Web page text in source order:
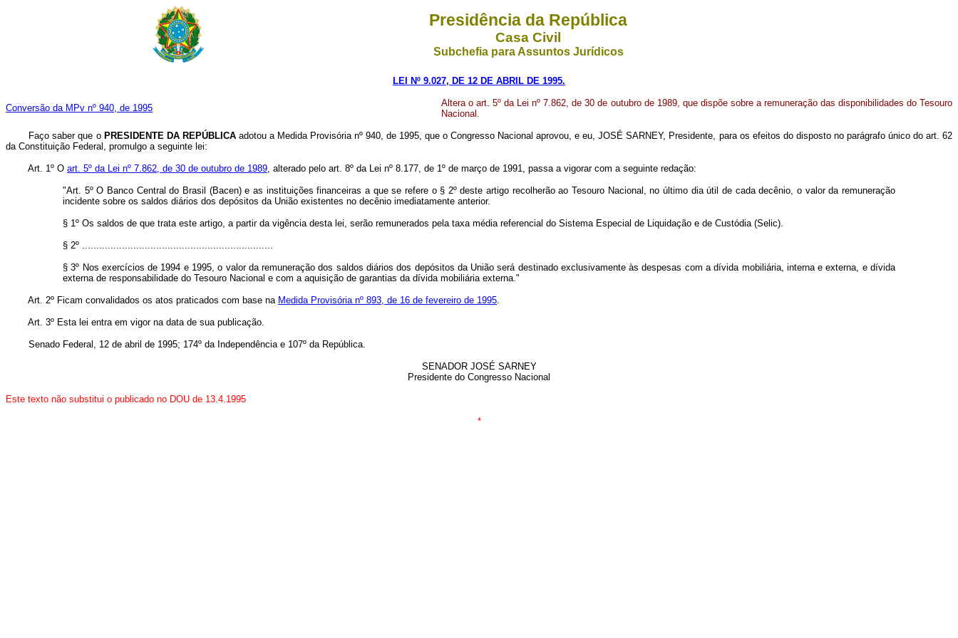
Presidência da República
Casa Civil
Subchefia para Assuntos Jurídicos
LEI Nº 9.027, DE 12 DE ABRIL DE 1995.
Conversão da MPv nº 940, de 1995
Altera o art. 5º da Lei nº 7.862, de 30 de outubro de 1989, que dispõe sobre a remuneração das disponibilidades do Tesouro
Nacional.
Faço saber que o PRESIDENTE DA REPÚBLICAadotou a Medida Provisória nº 940, de 1995, que o Congresso Nacional aprovou, e eu, JOSÉ SARNEY, Presidente, para os efeitos do disposto no parágrafo único do art. 62
da Constituição Federal, promulgo a seguinte lei:
Art. 1º O art. 5º da Lei nº 7.862, de 30 de outubro de 1989, alterado pelo art. 8º da Lei nº 8.177, de 1º de março de 1991, passa a vigorar com a seguinte redação:
"Art. 5º O Banco Central do Brasil (Bacen) e as instituições financeiras a que se refere o § 2º deste artigo recolherão ao Tesouro Nacional, no último dia útil de cada decênio, o valor da remuneração
incidente sobre os saldos diários dos depósitos da União existentes no decênio imediatamente anterior.
§ 1º Os saldos de que trata este artigo, a partir da vigência desta lei, serão remunerados pela taxa média referencial do Sistema Especial de Liquidação e de Custódia (Selic).
§ 2º ...................................................................
§ 3º Nos exercícios de 1994 e 1995, o valor da remuneração dos saldos diários dos depósitos da União será destinado exclusivamente às despesas com a dívida mobiliária, interna e externa, e dívida
externa de responsabilidade do Tesouro Nacional e com a aquisição de garantias da dívida mobiliária externa."
Art. 2º Ficam convalidados os atos praticados com base na Medida Provisória nº 893, de 16 de fevereiro de 1995.
Art. 3º Esta lei entra em vigor na data de sua publicação.
Senado Federal, 12 de abril de 1995; 174º da Independência e 107º da República.
SENADOR JOSÉ SARNEY
Presidente do Congresso Nacional
Este texto não substitui o publicado no DOU de 13.4.1995
*